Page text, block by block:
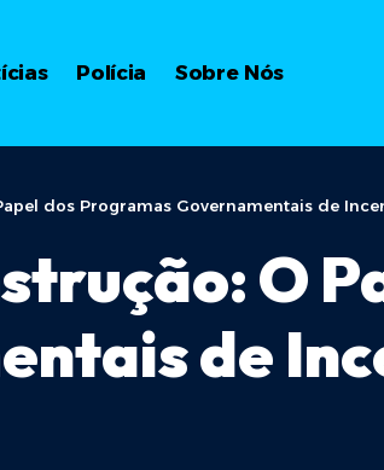
Polícia Sobre Nós
dos Programas Governamentais de
O
de